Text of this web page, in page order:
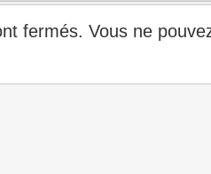
fermés. Vous ne